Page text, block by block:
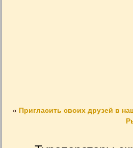
« Пригласить своих друзей в